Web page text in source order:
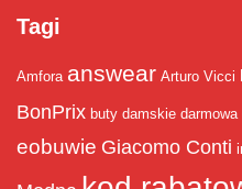
Tagi
Amfora answear Arturo Vicci
BonPrix buty damskie darmowa
eobuwie Giacomo Conti